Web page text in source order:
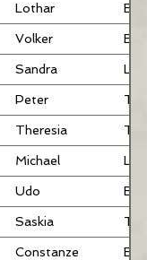
Lothar BU
Volker BHR
Sandra LB
Peter TRB
Theresia TRB
Michael LB
Udo BHR
Saskia TRB
Constanze BHR